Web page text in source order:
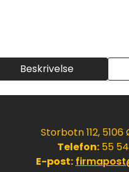
Beskrivelse
Storbotn 112,
Telefon: 55
E-post: